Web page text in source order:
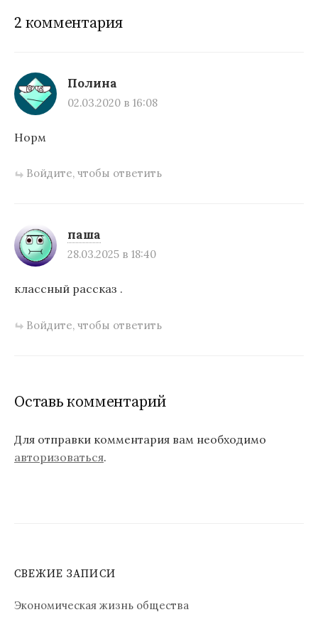
2 комментария
Полина
02.03.2020 в 16:08
Норм
Войдите, чтобы ответить
паша
28.03.2025 в 18:40
классный рассказ .
Войдите, чтобы ответить
Оставь комментарий
Для отправки комментария вам необходимо
авторизоваться.
СВЕЖИЕ ЗАПИСИ
Экономическая жизнь общества